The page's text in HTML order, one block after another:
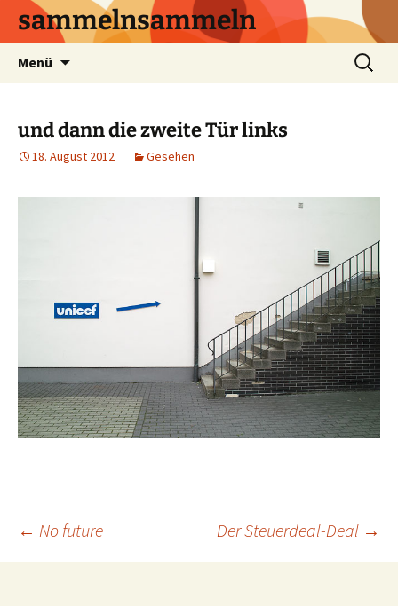
sammelnsammeln
Menü
Suchen
nach:
und dann die zweite Tür links
18. August 2012 Gesehen
Beitrags-
← No future Der Steuerdeal-Deal →